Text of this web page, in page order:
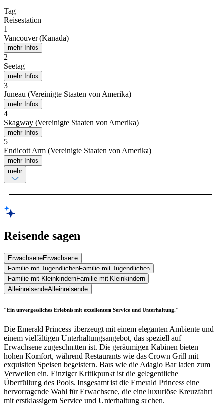
Tag
Reisestation
1
Vancouver (Kanada)
mehr Infos
2
Seetag
mehr Infos
3
Juneau (Vereinigte Staaten von Amerika)
mehr Infos
4
Skagway (Vereinigte Staaten von Amerika)
mehr Infos
5
Endicott Arm (Vereinigte Staaten von Amerika)
mehr Infos
mehr
Reisende sagen
ErwachseneErwachsene
Familie mit JugendlichenFamilie mit Jugendlichen
Familie mit KleinkindernFamilie mit Kleinkindern
AlleinreisendeAlleinreisende
"Ein unvergessliches Erlebnis mit exzellentem Service und Unterhaltung."
Die Emerald Princess überzeugt mit einem eleganten Ambiente und
einem vielfältigen Unterhaltungsangebot, das speziell auf
Erwachsene zugeschnitten ist. Die geräumigen Kabinen bieten
hohen Komfort, während Restaurants wie das Crown Grill mit
exquisiten Speisen begeistern. Bars wie die Adagio Bar laden zum
Verweilen ein. Einziger Kritikpunkt ist die gelegentliche
Überfüllung des Pools. Insgesamt ist die Emerald Princess eine
hervorragende Wahl für Erwachsene, die eine luxuriöse Kreuzfahrt
mit erstklassigem Service und Unterhaltung suchen.